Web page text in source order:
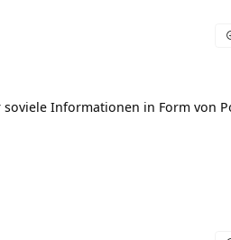
Informationen in Form von